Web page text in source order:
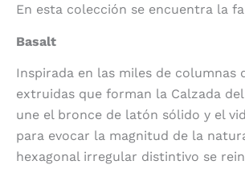
En esta colección se encuentra la
Basalt
Inspirada en las miles de columnas
extruidas que forman la Calzada
une el bronce de latón sólido y el
para evocar la magnitud de la
hexagonal irregular distintivo se